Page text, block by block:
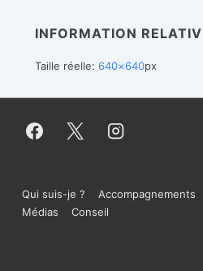
INFORMATION
Taille réelle: 640×640px
Menu
Qui suis-je ? Accompagnements
Médias
Conseil